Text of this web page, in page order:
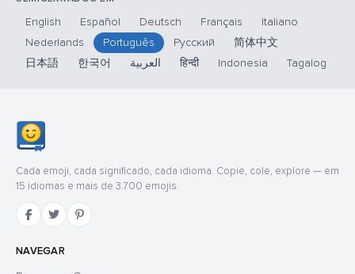
English Español Deutsch Français
Italiano
Nederlands
Português Русский
简体中文
日本語
한국어 العربية हिन्दी Indonesia Tagalog
Cada emoji, cada significado, cada idioma. Copie, cole, explore — em
15 idiomas e mais de 3.700 emojis.
NAVEGAR